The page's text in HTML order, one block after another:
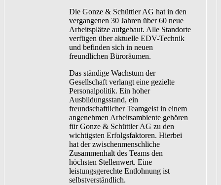
Die Gonze & Schüttler AG hat in den
vergangenen 30 Jahren über 60 neue
Arbeitsplätze aufgebaut. Alle Standorte
verfügen über aktuelle EDV-Technik
und befinden sich in neuen
freundlichen Büroräumen.
Das ständige Wachstum der
Gesellschaft verlangt eine gezielte
Personalpolitik. Ein hoher
Ausbildungsstand, ein
freundschaftlicher Teamgeist in einem
angenehmen Arbeitsambiente gehören
für Gonze & Schüttler AG zu den
wichtigsten Erfolgsfaktoren. Hierbei
hat der zwischenmenschliche
Zusammenhalt des Teams den
höchsten Stellenwert. Eine
leistungsgerechte Entlohnung ist
selbstverständlich.